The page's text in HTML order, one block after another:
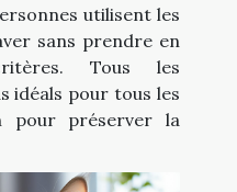
utilisent les
sans prendre en
Tous les
idéals pour tous les
pour préserver la